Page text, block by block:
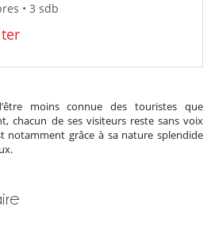
• 3 sdb
moins connue des touristes que
chacun de ses visiteurs reste sans voix
notamment grâce à sa nature splendide